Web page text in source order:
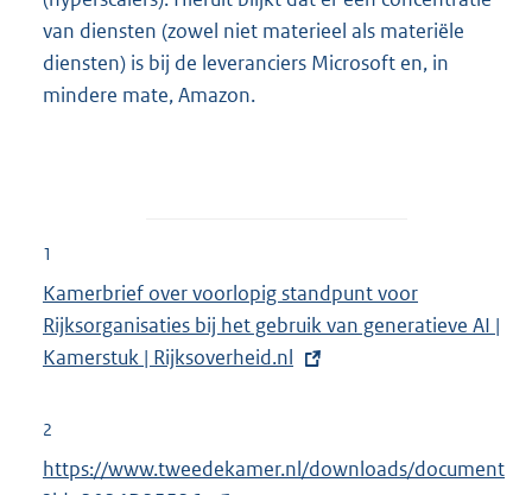
van diensten (zowel niet materieel als materiële
diensten) is bij de leveranciers Microsoft en, in
mindere mate, Amazon.
1
E
x
t
r
e
Kamerbrief over voorlopig standpunt voor
Rijksorganisaties bij het gebruik van generatieve AI |
Kamerstuk | Rijksoverheid.nl
2
E
https://www.tweedekamer.nl/downloads/document